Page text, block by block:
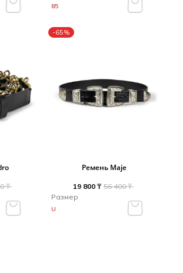
85
₸
-65%
Ремень Maje
19 800 ₸ 56 400 ₸
Размер
U